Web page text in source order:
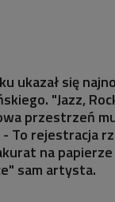
ukazał się
"Jazz,
przestrzeń
To rejestracja
na
sam artysta.